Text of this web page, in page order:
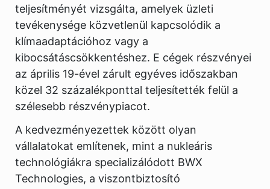
teljesítményét vizsgálta, amelyek üzleti
tevékenysége közvetlenül kapcsolódik a
klímaadaptációhoz vagy a
kibocsátáscsökkentéshez. E cégek részvényei
az április 19-ével zárult egyéves időszakban
közel 32 százalékponttal teljesítették felül a
szélesebb részvénypiacot.
A kedvezményezettek között olyan
vállalatokat említenek, mint a nukleáris
technológiákra specializálódott BWX
Technologies, a viszontbiztosító